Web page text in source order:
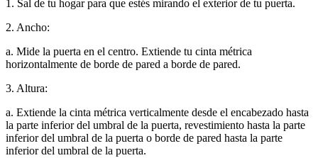
1. Sal de tu hogar para que estés mirando el exterior de tu puerta.
2. Ancho:
a. Mide la puerta en el centro. Extiende tu cinta métrica
horizontalmente de borde de pared a borde de pared.
3. Altura:
a. Extiende la cinta métrica verticalmente desde el encabezado hasta
la parte inferior del umbral de la puerta, revestimiento hasta la parte
inferior del umbral de la puerta o borde de pared hasta la parte
inferior del umbral de la puerta.